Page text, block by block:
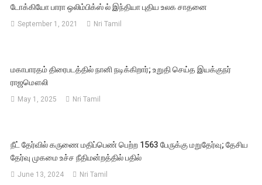
டோக்கியோ பாரா ஒலிம்பிக்ஸ் ல் இந்தியா புதிய உலக சாதனை
September 1, 2021 Nri Tamil
மகாபாரதம் திரைபடத்தில் நானி நடிக்கிறார்; உறுதி செய்த இயக்குநர்
ராஜமௌலி
May 1, 2025 Nri Tamil
நீட் தேர்வில் கருணை மதிப்பெண் பெற்ற 1563 பேருக்கு மறுதேர்வு; தேசிய
தேர்வு முகமை உச்ச நீதிமன்றத்தில் பதில்
June 13, 2024 Nri Tamil